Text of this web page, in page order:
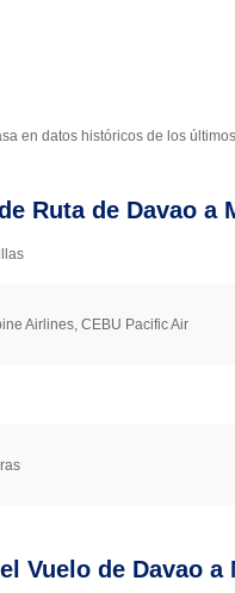
en datos históricos de los
Ruta de Davao a
Airlines, CEBU Pacific Air
Vuelo de Davao a